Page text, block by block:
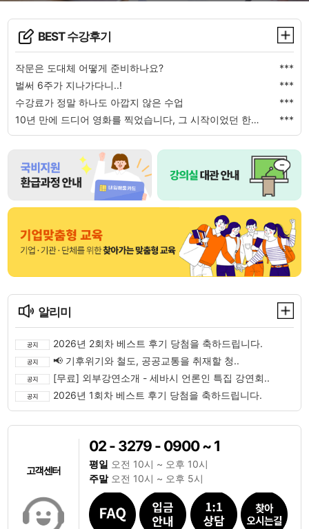
BEST 수강후기
작문은 도대체 어떻게 준비하나요?
***
벌써 6주가 지나가다니..!
***
수강료가 정말 하나도 아깝지 않은 수업
***
10년 만에 드디어 영화를 찍었습니다, 그 시작이었던 한겨레 영화 워크숍..
***
알리미
2026년 2회차 베스트 후기 당첨을 축하드립니다.
📢 기후위기와 철도, 공공교통을 취재할 청..
[무료] 외부강연소개 - 세바시 언론인 특집 강연회..
2026년 1회차 베스트 후기 당첨을 축하드립니다.
고객센터
02 - 3279 - 0900 ~ 1
평일 오전 10시 ~ 오후 10시
주말오전 10시 ~ 오후 5시